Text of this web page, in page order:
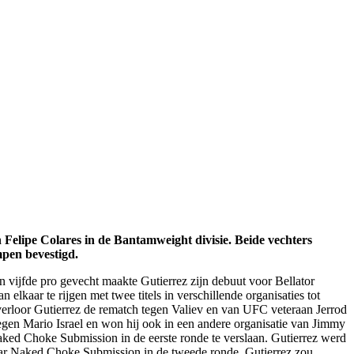
Colares in de Bantamweight divisie. Beide vechters
bevestigd.
vijfde pro gevecht maakte Gutierrez zijn debuut voor Bellator
elkaar te rijgen met twee titels in verschillende organisaties tot
Gutierrez de rematch tegen Valiev en van UFC veteraan Jerrod
Mario Israel en won hij ook in een andere organisatie van Jimmy
Choke Submission in de eerste ronde te verslaan. Gutierrez werd